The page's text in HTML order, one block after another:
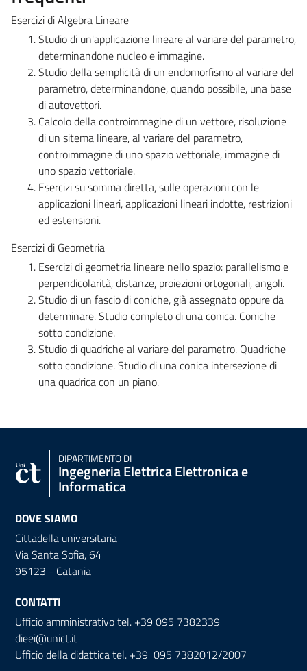
Esercizi di Algebra Lineare
Studio di un'applicazione lineare al variare del parametro,
determinandone nucleo e immagine.
Studio della semplicità di un endomorfismo al variare del
parametro, determinandone, quando possibile, una base
di autovettori.
Calcolo della controimmagine di un vettore, risoluzione
di un sitema lineare, al variare del parametro,
controimmagine di uno spazio vettoriale, immagine di
uno spazio vettoriale.
Esercizi su somma diretta, sulle operazioni con le
applicazioni lineari, applicazioni lineari indotte, restrizioni
ed estensioni.
Esercizi di Geometria
Esercizi di geometria lineare nello spazio: parallelismo e
perpendicolarità, distanze, proiezioni ortogonali, angoli.
Studio di un fascio di coniche, già assegnato oppure da
determinare. Studio completo di una conica. Coniche
sotto condizione.
Studio di quadriche al variare del parametro. Quadriche
sotto condizione. Studio di una conica intersezione di
una quadrica con un piano.
DIPARTIMENTO DI
Ingegneria Elettrica Elettronica e
Informatica
DOVE SIAMO
Cittadella universitaria
Via Santa Sofia, 64
95123 - Catania
CONTATTI
Ufficio amministrativo tel. +39 095 7382339
dieei@unict.it
Ufficio della didattica tel. +39 095 7382012/2007